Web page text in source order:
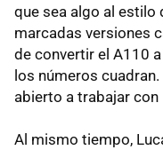
que sea algo al estilo
marcadas versiones
de convertir el A110
los números
abierto a trabajar con
Al mismo tiempo,